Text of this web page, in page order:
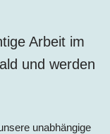
Arbeit im
und werden
unabhängige